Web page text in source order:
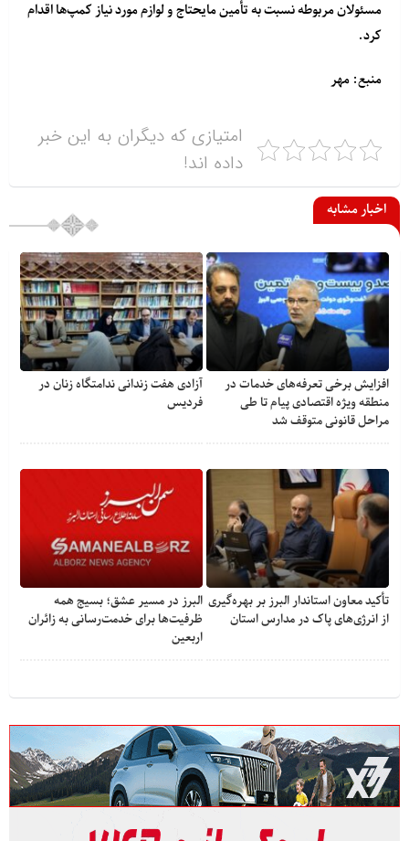
مسئولان مربوطه نسبت به تأمین مایحتاج و لوازم مورد نیاز کمپ‌ها اقدام
کرد.
منبع: مهر
امتیازی که دیگران به این خبر
داده اند!
اخبار مشابه
افزایش برخی تعرفه‌های خدمات در
منطقه ویژه اقتصادی پیام تا طی
مراحل قانونی متوقف شد
آزادی هفت زندانی ندامتگاه زنان در
فردیس
تأکید معاون استاندار البرز بر بهره‌گیری
از انرژی‌های پاک در مدارس استان
البرز در مسیر عشق؛ بسیج همه
ظرفیت‌ها برای خدمت‌رسانی به زائران
اربعین